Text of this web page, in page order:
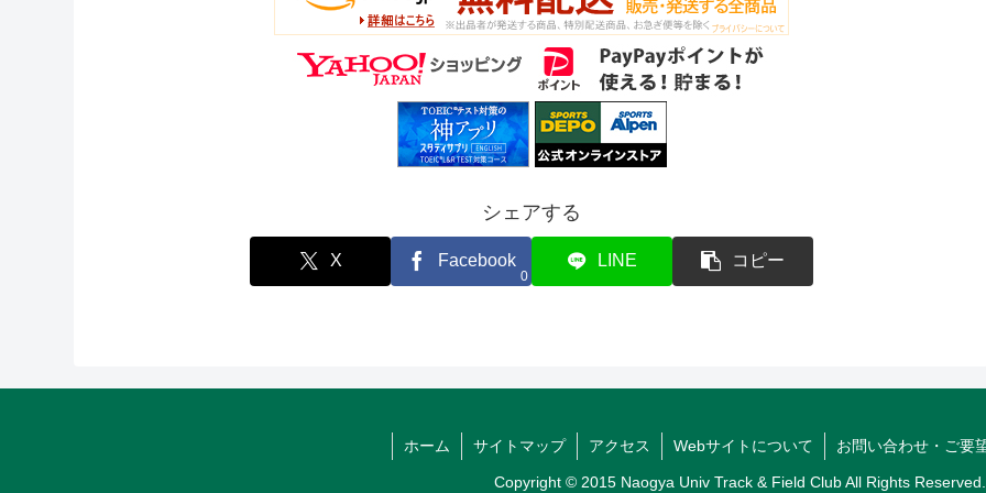
シェアする
X Facebook
0
LINE コピー
ホーム サイトマップ アクセス Webサイトについて お問い合わせ・ご要
Copyright © 2015 Naogya Univ Track & Field Club All Rights Reserved.